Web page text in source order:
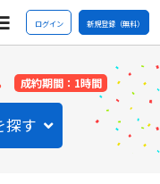
ログイン 新規登録（無料）
成約期間：1時間
探す